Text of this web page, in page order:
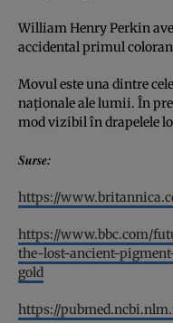
William Henry Perkin
accidental primul
Movul este una dintre
naționale ale lumii. În
mod vizibil în drapelele
Surse:
https://
https://www.bbc.com/
the-lost-ancient-
gold
https://